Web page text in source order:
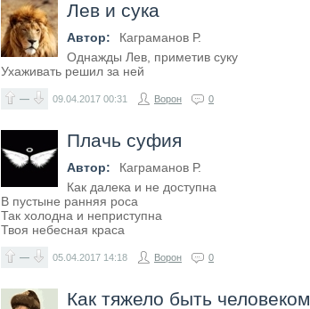
Лев и сука
Автор:
Каграманов Р.
Однажды Лев, приметив суку
Ухаживать решил за ней
— 09.04.2017 00:31 Ворон 0
Плачь суфия
Автор:
Каграманов Р.
Как далека и не доступна
В пустыне ранняя роса
Так холодна и неприступна
Твоя небесная краса
— 05.04.2017 14:18 Ворон 0
Как тяжело быть человеком